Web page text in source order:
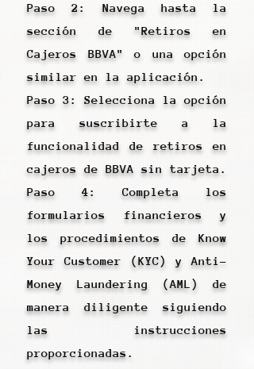
Paso 2: Navega hasta la
sección de "Retiros en
Cajeros BBVA" o una opción
similar en la aplicación.
Paso 3: Selecciona la opción
para suscribirte a la
funcionalidad de retiros en
cajeros de BBVA sin tarjeta.
Paso 4: Completa los
formularios financieros y
los procedimientos de Know
Your Customer (KYC) y Anti-
Money Laundering (AML) de
manera diligente siguiendo
las instrucciones
proporcionadas.